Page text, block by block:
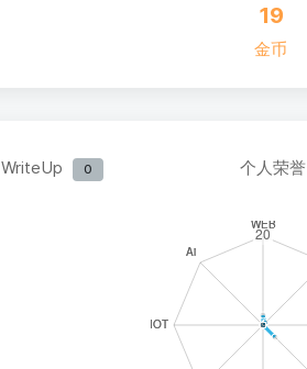
19
金币
WriteUp 0 个人荣誉